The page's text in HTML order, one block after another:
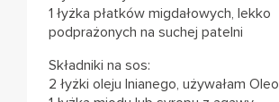
1 łyżka płatków migdałowych, lekko
podprażonych na suchej patelni
Składniki na sos:
2 łyżki oleju lnianego, używałam